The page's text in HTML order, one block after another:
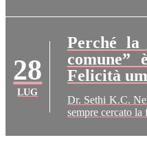
28
LUG
Perché la
comune”
Felicità
Dr. Sethi K.C.
sempre cercato